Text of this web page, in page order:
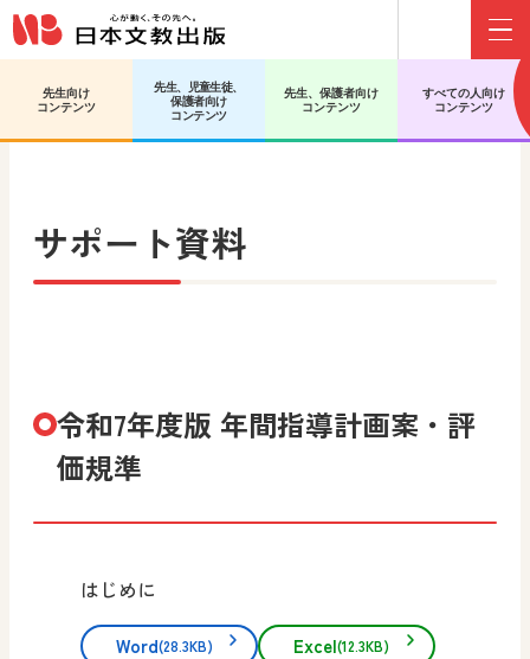
先生向け
コンテンツ
先生、児童生徒、
保護者向け
コンテンツ
先生、保護者向け
コンテンツ
すべての人向け
コンテンツ
日文HOME 中学校 社会 地理 サポート資料
サポート資料
令和7年度版 年間指導計画案・評
価規準
はじめに
Word(28.3KB) Excel(12.3KB)